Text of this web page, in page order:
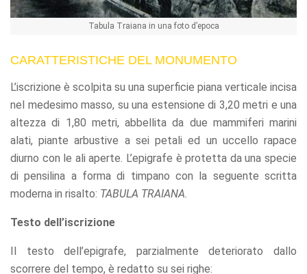
Tabula Traiana in una foto d’epoca
CARATTERISTICHE DEL MONUMENTO
L’iscrizione è scolpita su una superficie piana verticale incisa
nel medesimo masso, su una estensione di 3,20 metri e una
altezza di 1,80 metri, abbellita da due mammiferi marini
alati, piante arbustive a sei petali ed un uccello rapace
diurno con le ali aperte. L’epigrafe è protetta da una specie
di pensilina a forma di timpano con la seguente scritta
moderna in risalto: TABULA TRAIANA
Testo dell’iscrizione
Il testo dell’epigrafe, parzialmente deteriorato dallo
scorrere del tempo, è redatto su sei righe: